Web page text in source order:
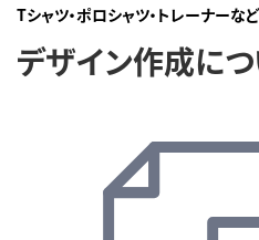
Tシャツ・ポロシャツ・トレーナー
デザイン作成に